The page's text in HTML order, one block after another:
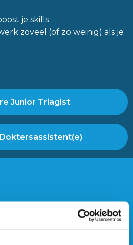
je skills
zoveel (of zo weinig) als je
Junior Triagist